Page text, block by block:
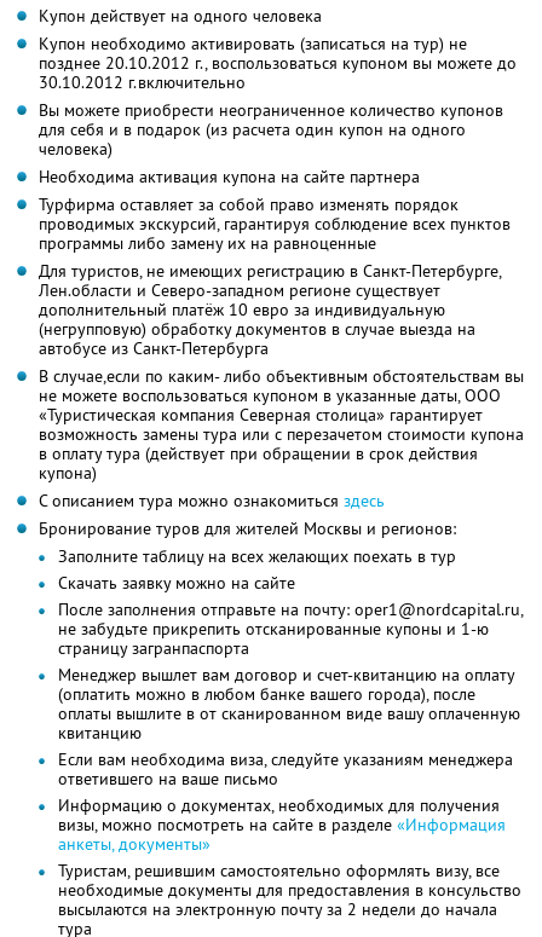
Купон действует на одного человека
Купон необходимо активировать (записаться на тур) не
позднее 20.10.2012 г., воспользоваться купоном вы можете до
30.10.2012 г.включительно
Вы можете приобрести неограниченное количество купонов
для себя и в подарок (из расчета один купон на одного
человека)
Необходима активация купона на сайте партнера
Турфирма оставляет за собой право изменять порядок
проводимых экскурсий, гарантируя соблюдение всех пунктов
программы либо замену их на равноценные
Для туристов, не имеющих регистрацию в Санкт-Петербурге,
Лен.области и Северо-западном регионе существует
дополнительный платёж 10 евро за индивидуальную
(негрупповую) обработку документов в случае выезда на
автобусе из Санкт-Петербурга
В случае,если по каким- либо объективным обстоятельствам вы
не можете воспользоваться купоном в указанные даты, ООО
«Туристическая компания Северная столица» гарантирует
возможность замены тура или с перезачетом стоимости купона
в оплату тура (действует при обращении в срок действия
купона)
С описанием тура можно ознакомиться здесь
Бронирование туров для жителей Москвы и регионов:
Заполните таблицу на всех желающих поехать в тур
Скачать заявку можно на сайте
После заполнения отправьте на почту: oper1@nordcapital.ru,
не забудьте прикрепить отсканированные купоны и 1-ю
страницу загранпаспорта
Менеджер вышлет вам договор и счет-квитанцию на оплату
(оплатить можно в любом банке вашего города), после
оплаты вышлите в от сканированном виде вашу оплаченную
квитанцию
Если вам необходима виза, следуйте указаниям менеджера
ответившего на ваше письмо
Информацию о документах, необходимых для получения
визы, можно посмотреть на сайте в разделе «Информация
анкеты, документы»
Туристам, решившим самостоятельно оформлять визу, все
необходимые документы для предоставления в консульство
высылаются на электронную почту за 2 недели до начала
тура